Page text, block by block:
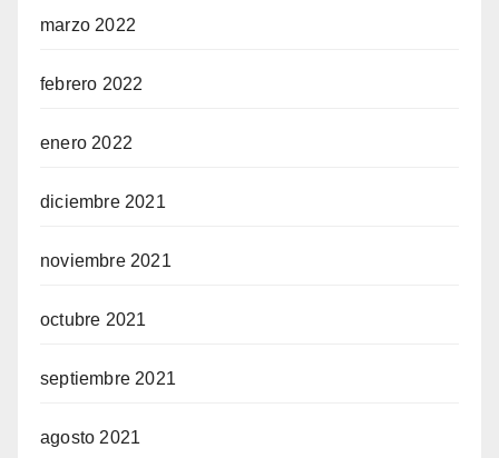
marzo 2022
febrero 2022
enero 2022
diciembre 2021
noviembre 2021
octubre 2021
septiembre 2021
agosto 2021